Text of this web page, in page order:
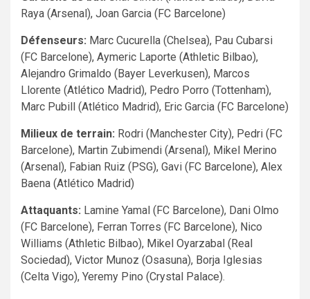
Raya (Arsenal), Joan Garcia (FC Barcelone)
Défenseurs: Marc Cucurella (Chelsea), Pau Cubarsi
(FC Barcelone), Aymeric Laporte (Athletic Bilbao),
Alejandro Grimaldo (Bayer Leverkusen), Marcos
Llorente (Atlético Madrid), Pedro Porro (Tottenham),
Marc Pubill (Atlético Madrid), Eric Garcia (FC Barcelone)
Milieux de terrain: Rodri (Manchester City), Pedri (FC
Barcelone), Martin Zubimendi (Arsenal), Mikel Merino
(Arsenal), Fabian Ruiz (PSG), Gavi (FC Barcelone), Alex
Baena (Atlético Madrid)
Attaquants: Lamine Yamal (FC Barcelone), Dani Olmo
(FC Barcelone), Ferran Torres (FC Barcelone), Nico
Williams (Athletic Bilbao), Mikel Oyarzabal (Real
Sociedad), Victor Munoz (Osasuna), Borja Iglesias
(Celta Vigo), Yeremy Pino (Crystal Palace).